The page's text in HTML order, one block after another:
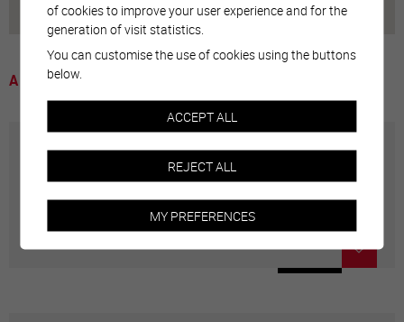
A voir
Annuaire communal
Adresses utiles en ville de Sierre
of cookies to improve your user experience and for the
generation of visit statistics.
You can customise the use of cookies using the buttons
below.
ACCEPT ALL
REJECT ALL
MY PREFERENCES